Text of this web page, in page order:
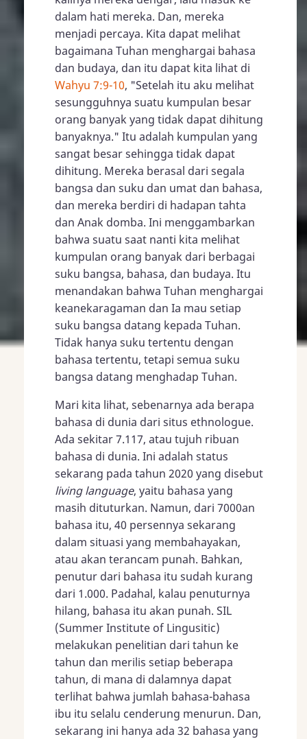
dalam hati mereka. Dan, mereka
menjadi percaya. Kita dapat melihat
bagaimana Tuhan menghargai bahasa
dan budaya, dan itu dapat kita lihat di
Wahyu 7:9-10, "Setelah itu aku melihat
sesungguhnya suatu kumpulan besar
orang banyak yang tidak dapat dihitung
banyaknya." Itu adalah kumpulan yang
sangat besar sehingga tidak dapat
dihitung. Mereka berasal dari segala
bangsa dan suku dan umat dan bahasa,
dan mereka berdiri di hadapan tahta
dan Anak domba. Ini menggambarkan
bahwa suatu saat nanti kita melihat
kumpulan orang banyak dari berbagai
suku bangsa, bahasa, dan budaya. Itu
menandakan bahwa Tuhan menghargai
keanekaragaman dan Ia mau setiap
suku bangsa datang kepada Tuhan.
Tidak hanya suku tertentu dengan
bahasa tertentu, tetapi semua suku
bangsa datang menghadap Tuhan.
Mari kita lihat, sebenarnya ada berapa
bahasa di dunia dari situs ethnologue.
Ada sekitar 7.117, atau tujuh ribuan
bahasa di dunia. Ini adalah status
sekarang pada tahun 2020 yang disebut
living language, yaitu bahasa yang
masih dituturkan. Namun, dari 7000an
bahasa itu, 40 persennya sekarang
dalam situasi yang membahayakan,
atau akan terancam punah. Bahkan,
penutur dari bahasa itu sudah kurang
dari 1.000. Padahal, kalau penuturnya
hilang, bahasa itu akan punah. SIL
(Summer Institute of Lingusitic)
melakukan penelitian dari tahun ke
tahun dan merilis setiap beberapa
tahun, di mana di dalamnya dapat
terlihat bahwa jumlah bahasa-bahasa
ibu itu selalu cenderung menurun. Dan,
sekarang ini hanya ada 32 bahasa yang